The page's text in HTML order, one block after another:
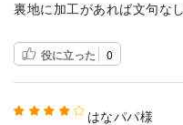
裏地に加工があれば文句な
役に立った 0
はなパパ様